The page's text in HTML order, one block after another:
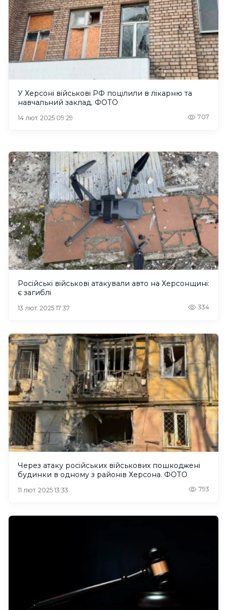
У Херсоні військові РФ поцілили в лікарню та
навчальний заклад. ФОТО
14 лют. 2025 09:29 707
Російські військові атакували авто на Херсонщині:
є загиблі
13 лют. 2025 17:37 334
Через атаку російських військових пошкоджені
будинки в одному з районів Херсона. ФОТО
11 лют. 2025 13:33 793